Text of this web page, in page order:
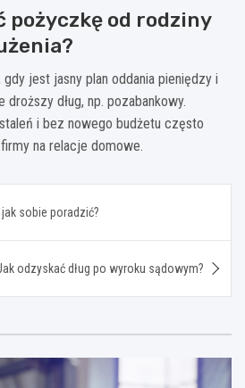
pożyczkę od rodziny
jest jasny plan oddania pieniędzy i
dług, np. pozabankowy.
i bez nowego budżetu często
na relacje domowe.
sobie poradzić?
odzyskać dług po wyroku sądowym?